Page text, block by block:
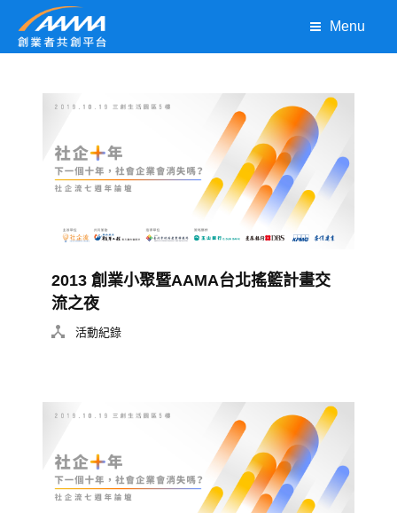
Menu
2013 創業小聚暨AAMA台北搖籃計畫交
流之夜
活動紀錄